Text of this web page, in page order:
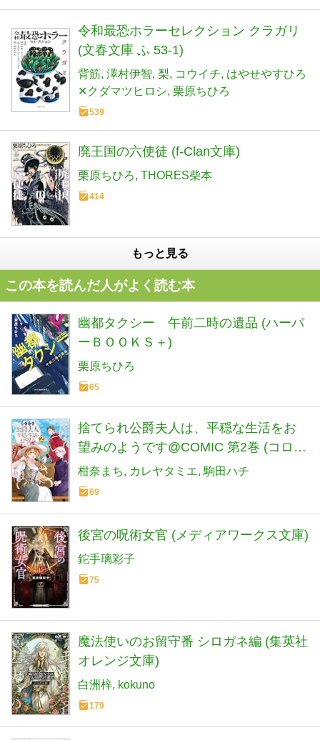
令和最恐ホラーセレクション クラガリ
(文春文庫 ふ 53-1)
背筋 澤村伊智 梨 コウイチ はやせやすひろ
✕クダマツヒロシ 栗原ちひろ
539
廃王国の六使徒 (f‐Clan文庫)
栗原ちひろ THORES柴本
414
もっと見る
この本を読んだ人がよく読む本
幽都タクシー 午前二時の遺品 (ハーパ
ーＢＯＯＫＳ＋)
栗原ちひろ
65
捨てられ公爵夫人は、平穏な生活をお
望みのようです@COMIC 第2巻 (コロ
ナ・コミックス)
柑奈まち カレヤタミエ 駒田ハチ
69
後宮の呪術女官 (メディアワークス文庫)
鉈手璃彩子
75
魔法使いのお留守番 シロガネ編 (集英社
オレンジ文庫)
白洲梓 kokuno
179